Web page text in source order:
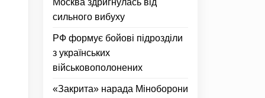
Москва здригнулась від
сильного вибуху
РФ формує бойові підрозділи
з українських
військовополонених
«Закрита» нарада Міноборони